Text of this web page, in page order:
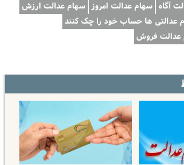
آگاه سهام عدالت امروز سهام عدالت ارزش
عدالتی ها حساب خود را چک کنند
عدالت فروش